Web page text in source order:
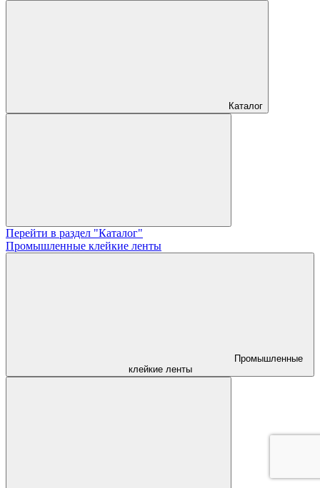
Каталог
Перейти в раздел "Каталог"
Промышленные клейкие ленты
Промышленные
клейкие ленты